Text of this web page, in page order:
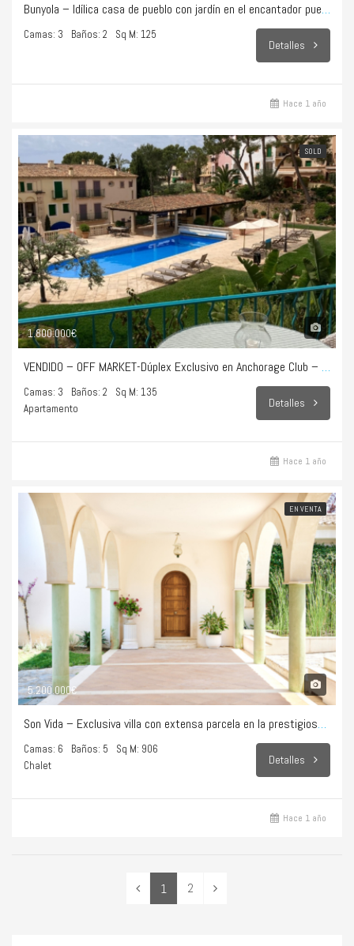
Bunyola – Idílica casa de pueblo con jardín en el encantador pueblo Bunyola
Camas: 3 Baños: 2 Sq M: 125
Detalles
Hace 1 año
SOLD
1.800.000€
VENDIDO – OFF MARKET-Dúplex Exclusivo en Anchorage Club – Illetes
Camas: 3 Baños: 2
Sq M: 135
Apartamento
Detalles
Hace 1 año
EN VENTA
5.200.000€
Son Vida – Exclusiva villa con extensa parcela en la prestigiosa zona de Son Vida
Camas: 6 Baños: 5
Sq M: 906
Chalet
Detalles
Hace 1 año
1 2